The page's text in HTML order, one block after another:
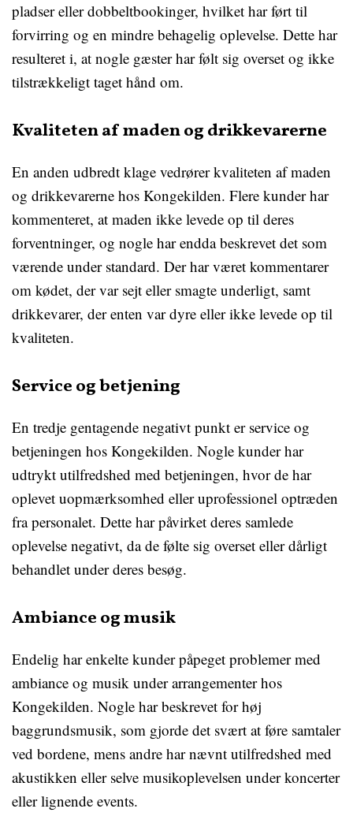
pladser eller dobbeltbookinger, hvilket har ført til
forvirring og en mindre behagelig oplevelse. Dette har
resulteret i, at nogle gæster har følt sig overset og ikke
tilstrækkeligt taget hånd om.
Kvaliteten af maden og drikkevarerne
En anden udbredt klage vedrører kvaliteten af maden
og drikkevarerne hos Kongekilden. Flere kunder har
kommenteret, at maden ikke levede op til deres
forventninger, og nogle har endda beskrevet det som
værende under standard. Der har været kommentarer
om kødet, der var sejt eller smagte underligt, samt
drikkevarer, der enten var dyre eller ikke levede op til
kvaliteten.
Service og betjening
En tredje gentagende negativt punkt er service og
betjeningen hos Kongekilden. Nogle kunder har
udtrykt utilfredshed med betjeningen, hvor de har
oplevet uopmærksomhed eller uprofessionel optræden
fra personalet. Dette har påvirket deres samlede
oplevelse negativt, da de følte sig overset eller dårligt
behandlet under deres besøg.
Ambiance og musik
Endelig har enkelte kunder påpeget problemer med
ambiance og musik under arrangementer hos
Kongekilden. Nogle har beskrevet for høj
baggrundsmusik, som gjorde det svært at føre samtaler
ved bordene, mens andre har nævnt utilfredshed med
akustikken eller selve musikoplevelsen under koncerter
eller lignende events.